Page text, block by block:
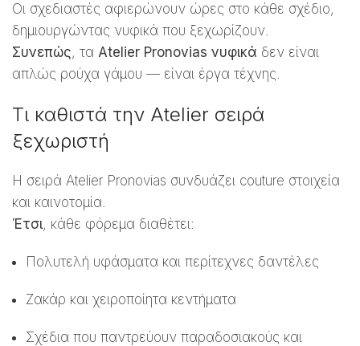
Οι σχεδιαστές αφιερώνουν ώρες στο κάθε σχέδιο,
δημιουργώντας νυφικά που ξεχωρίζουν.
Συνεπώς, τα Atelier Pronovias νυφικά δεν είναι
απλώς ρούχα γάμου — είναι έργα τέχνης.
Τι καθιστά την Atelier σειρά
ξεχωριστή
Η σειρά Atelier Pronovias συνδυάζει couture στοιχεία
και καινοτομία.
Έτσι, κάθε φόρεμα διαθέτει:
Πολυτελή υφάσματα και περίτεχνες δαντέλες
Ζακάρ και χειροποίητα κεντήματα
Σχέδια που παντρεύουν παραδοσιακούς και